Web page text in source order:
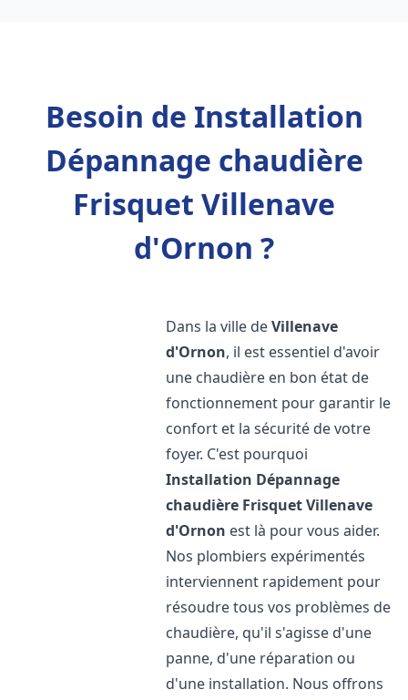
Besoin de Installation
Dépannage chaudière
Frisquet Villenave
d'Ornon ?
Dans la ville deVillenave
d'Ornon, il est essentiel d'avoir
une chaudière en bon état de
fonctionnement pour garantir le
confort et la sécurité de votre
foyer. C'est pourquoi
Installation Dépannage
chaudière FrisquetVillenave
d'Ornon est là pour vous aider.
Nos plombiers expérimentés
interviennent rapidement pour
résoudre tous vos problèmes de
chaudière, qu'il s'agisse d'une
panne, d'une réparation ou
d'une installation. Nous offrons